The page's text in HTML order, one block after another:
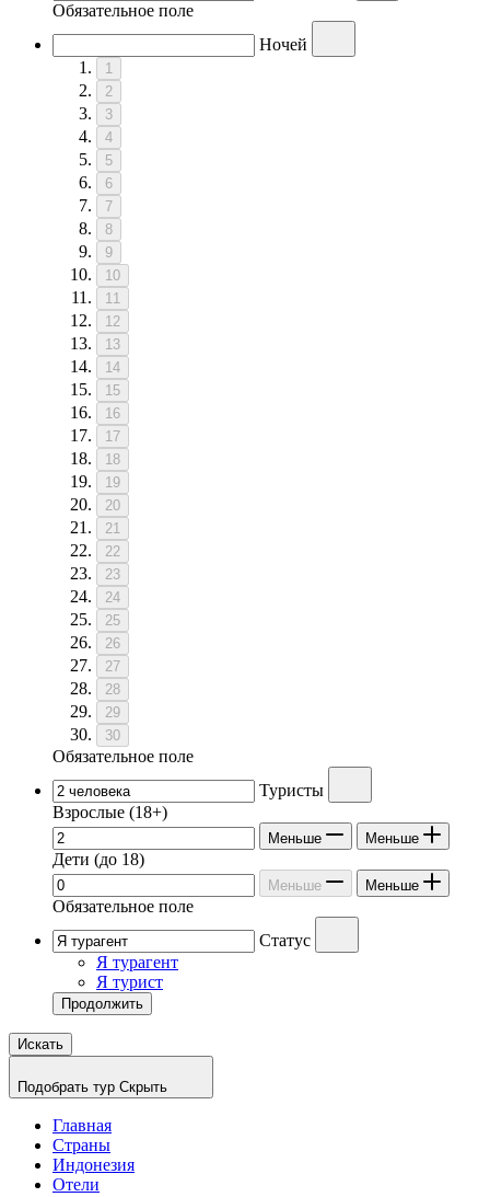
Обязательное поле
Ночей
1
2
3
4
5
6
7
8
9
10
11
12
13
14
15
16
17
18
19
20
21
22
23
24
25
26
27
28
29
30
Обязательное поле
Туристы
Взрослые (18+)
Меньше Меньше
Дети (до 18)
Меньше Меньше
Обязательное поле
Статус
Я турагент
Я турист
Продолжить
Искать
Подобрать тур Скрыть
Главная
Страны
Индонезия
Отели